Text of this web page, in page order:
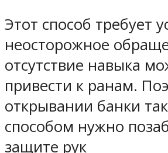
Этот способ требует
неосторожное
отсутствие навыка
привести к ранам.
открывании банки
способом нужно
защите рук